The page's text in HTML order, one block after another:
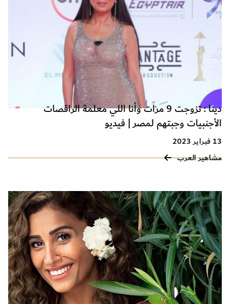
دينا : تزوجت 9 مرات وأنا اللي معلمة الراقصات
الأجنبيات وجبتهم لمصر | فيديو
13 فبراير 2023
مشاهير العرب